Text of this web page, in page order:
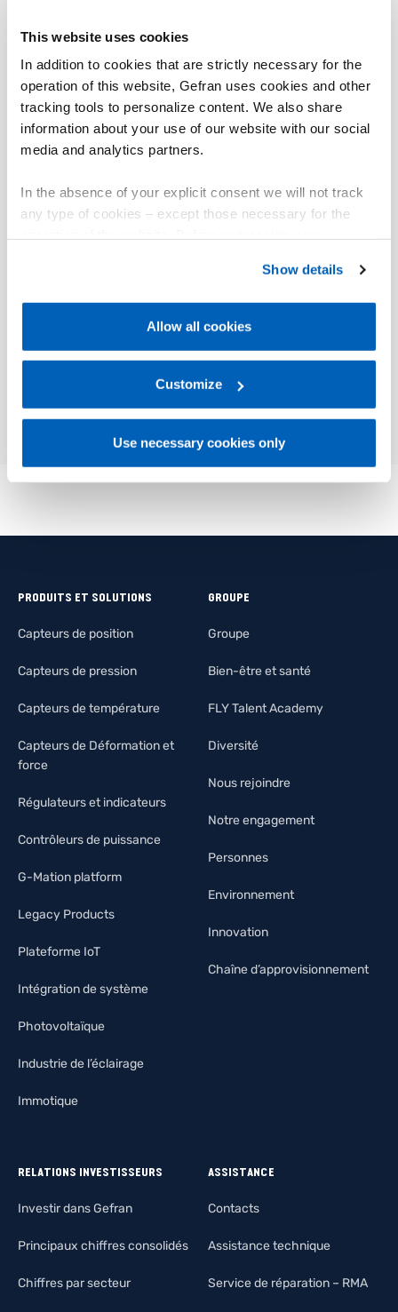
This website uses cookies
In addition to cookies that are strictly necessary for the
operation of this website, Gefran uses cookies and other
tracking tools to personalize content. We also share
information about your use of our website with our social
media and analytics partners.
In the absence of your explicit consent we will not track
any type of cookies – except those necessary for the
Gefran - Cookie
policy.
regarding processing of personal data, at the following
Gefran - Privacy Policy.
Show details
Allow all cookies
Customize
Use necessary cookies only
MF convertit la pression appliquée dans le point de
mesure en un signal de sortie à tension
proportionnelle.
Un amplificateur convertit le signal du pont de jauge
en une sortie de 4-20mA.
l'amplificateur contre de possibles dommages
thermiques.
La configuration à capillaire exposée est idéale pour
l'installation dans les espaces restreints.
01 Description
PRODUITS ET SOLUTIONS
Capteurs de position
Capteurs de pression
Capteurs de température
Capteurs de Déformation et
force
Régulateurs et indicateurs
Contrôleurs de puissance
G-Mation platform
Legacy Products
Plateforme IoT
Intégration de système
Photovoltaïque
Industrie de l’éclairage
Immotique
GROUPE
Groupe
Bien-être et santé
FLY Talent Academy
Diversité
Nous rejoindre
Notre engagement
Personnes
Environnement
Innovation
Chaîne d’approvisionnement
RELATIONS INVESTISSEURS
Investir dans Gefran
Principaux chiffres consolidés
Chiffres par secteur
ASSISTANCE
Contacts
Assistance technique
Service de réparation – RMA